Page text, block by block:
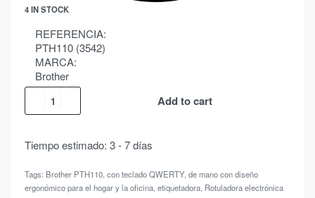
4 IN STOCK
REFERENCIA:
PTH110 (3542)
MARCA:
Brother
Add to cart
Tiempo estimado: 3 - 7 días
Tags: Brother PTH110, con teclado QWERTY, de mano con diseño
ergonómico para el hogar y la oficina, etiquetadora, Rotuladora electrónica